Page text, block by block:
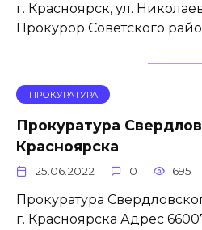
г. Красноярск, ул.
Прокурор Советского
ПРОКУРАТУРА
Прокуратура
Красноярска
25.06.2022 0 695
Прокуратура
г. Красноярска Адрес